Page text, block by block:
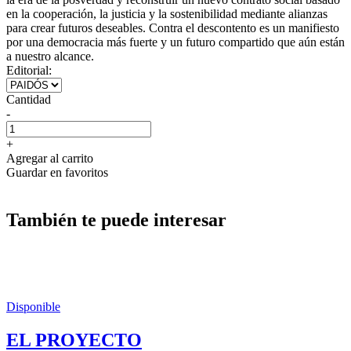
en la cooperación, la justicia y la sostenibilidad mediante alianzas
para crear futuros deseables. Contra el descontento es un manifiesto
por una democracia más fuerte y un futuro compartido que aún están
a nuestro alcance.
Editorial:
Cantidad
-
+
Agregar al carrito
Guardar en favoritos
También te puede interesar
Disponible
EL PROYECTO